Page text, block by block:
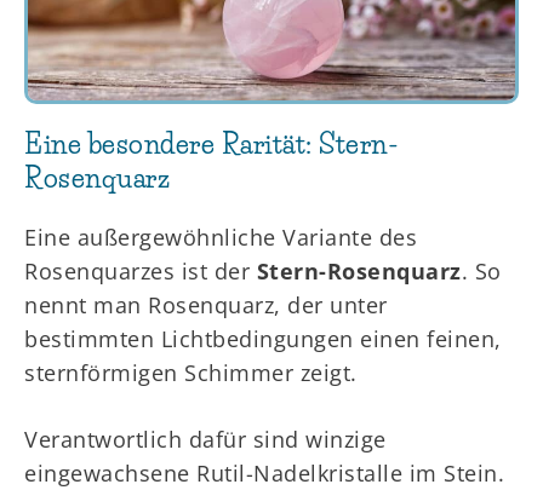
Eine besondere Rarität: Stern-
Rosenquarz
Eine außergewöhnliche Variante des
Rosenquarzes ist der Stern-Rosenquarz. So
nennt man Rosenquarz, der unter
bestimmten Lichtbedingungen einen feinen,
sternförmigen Schimmer zeigt.
Verantwortlich dafür sind winzige
eingewachsene Rutil-Nadelkristalle im Stein.